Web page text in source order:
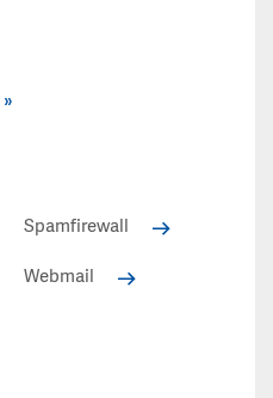
»
Spamfirewall
Webmail